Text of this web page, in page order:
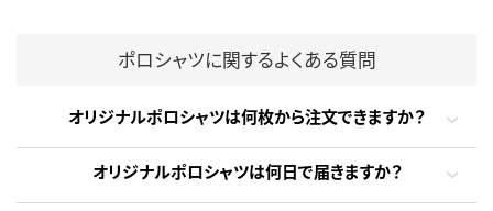
ポロシャツに関するよくある質問
オリジナルポロシャツは何枚から注文できますか？
オリジナルポロシャツは何日で届きますか？